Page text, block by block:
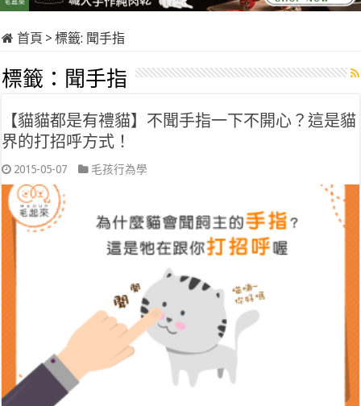
首頁 > 標籤: 聞手指
標籤： 聞手指
【貓貓都是有禮貓】不聞手指一下不開心？這是貓
界的打招呼方式！
2015-05-07 毛孩行為學